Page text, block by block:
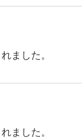
ました。
ました。